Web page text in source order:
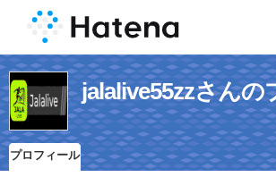
jalalive55zzさんの
プロフィール